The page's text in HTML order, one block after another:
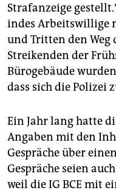
Strafanzeige
indes Arbeitswillige
und Tritten den Weg
Streikenden der
Bürogebäude
dass sich die Polizei
Ein Jahr lang hatte
Angaben mit den
Gespräche über
Gespräche seien
weil die IG BCE mit